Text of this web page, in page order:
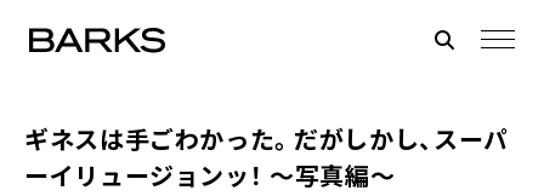
ギネスは手ごわかった。だがしかし、スーパ
ーイリュージョンッ！ ～写真編～